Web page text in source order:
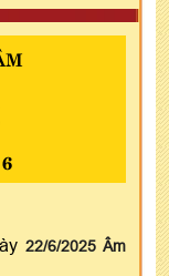
22/6/2025 Âm